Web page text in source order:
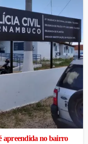
apreendida no bairro